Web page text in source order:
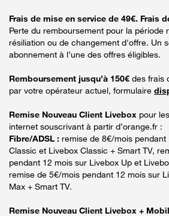
Frais de mise en service de 49€. Frais
Perte du remboursement pour la période
résiliation ou de changement d'offre. Un
abonnement à l’une des offres éligibles.
Remboursement jusqu’à 150€ des frais
par votre opérateur actuel, formulaire
Remise Nouveau Client Livebox pour
internet souscrivant à partir d’orange.fr :
Fibre/ADSL : remise de 8€/mois pendant
Classic et Livebox Classic + Smart TV,
pendant 12 mois sur Livebox Up et
remise de 5€/mois pendant 12 mois sur
Max + Smart TV.
Remise Nouveau Client Livebox +